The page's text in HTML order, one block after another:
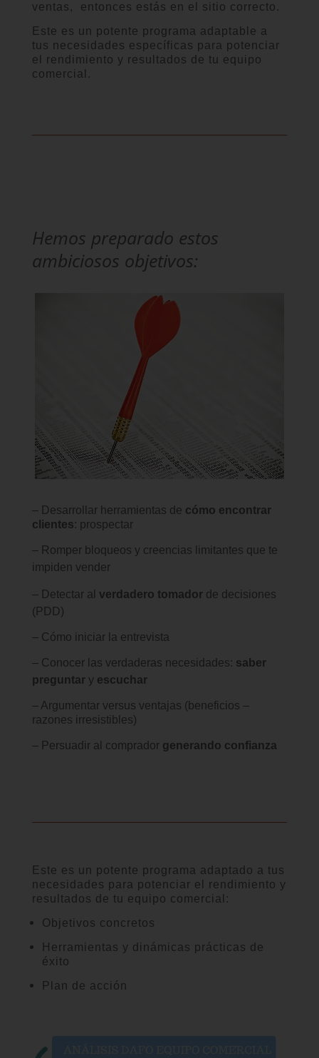
ventas, entonces estás en el sitio correcto.
Este es un potente programa adaptable a
tus necesidades específicas para potenciar
el rendimiento y resultados de tu equipo
comercial.
Hemos preparado estos
ambiciosos objetivos:
– Desarrollar herramientas de cómo encontrar
clientes: prospectar
– Romper bloqueos y creencias limitantes que te
impiden vender
– Detectar al verdadero tomador de decisiones
(PDD)
– Cómo iniciar la entrevista
– Conocer las verdaderas necesidades: saber
preguntary escuchar
– Argumentar versus ventajas (beneficios –
razones irresistibles)
– Persuadir al comprador generando confianza
Este es un potente programa adaptado a tus
necesidades para potenciar el rendimiento y
resultados de tu equipo comercial:
Objetivos concretos
Herramientas y dinámicas prácticas de
éxito
Plan de acción